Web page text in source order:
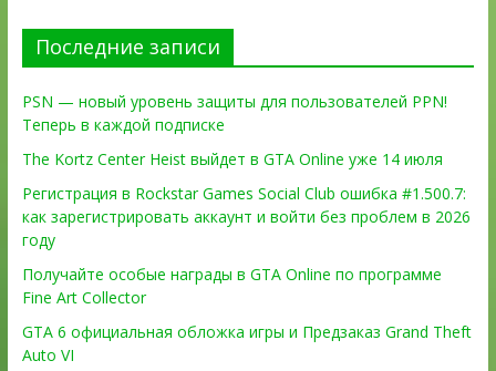
Последние записи
PSN — новый уровень защиты для пользователей PPN!
Теперь в каждой подписке
The Kortz Center Heist выйдет в GTA Online уже 14 июля
Регистрация в Rockstar Games Social Club ошибка #1.500.7:
как зарегистрировать аккаунт и войти без проблем в 2026
году
Получайте особые награды в GTA Online по программе
Fine Art Collector
GTA 6 официальная обложка игры и Предзаказ Grand Theft
Auto VI